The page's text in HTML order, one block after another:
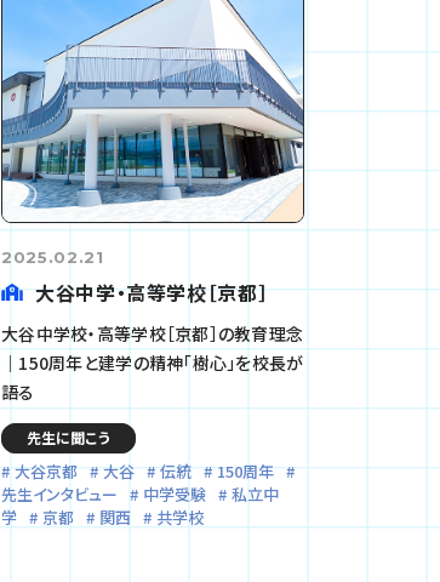
2025.02.21
大谷中学・高等学校［京都］
大谷中学校・高等学校［京都］の教育理念
｜150周年と建学の精神「樹心」を校長が
語る
先生に聞こう
大谷京都 大谷 伝統
150周年
先生インタビュー
中学受験
私立中
学
京都 関西 共学校